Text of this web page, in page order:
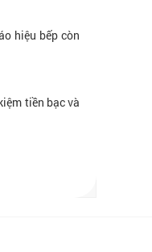
hiệu bếp còn
tiền bạc và